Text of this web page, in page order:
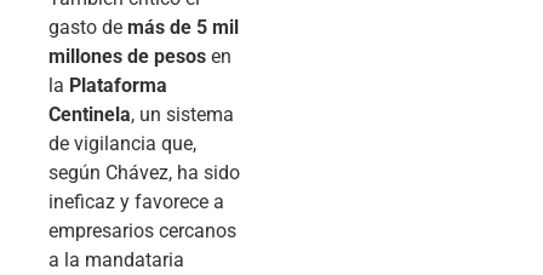
gasto de más de 5 mil
millones de pesos en
la Plataforma
Centinela, un sistema
de vigilancia que,
según Chávez, ha sido
ineficaz y favorece a
empresarios cercanos
a la mandataria